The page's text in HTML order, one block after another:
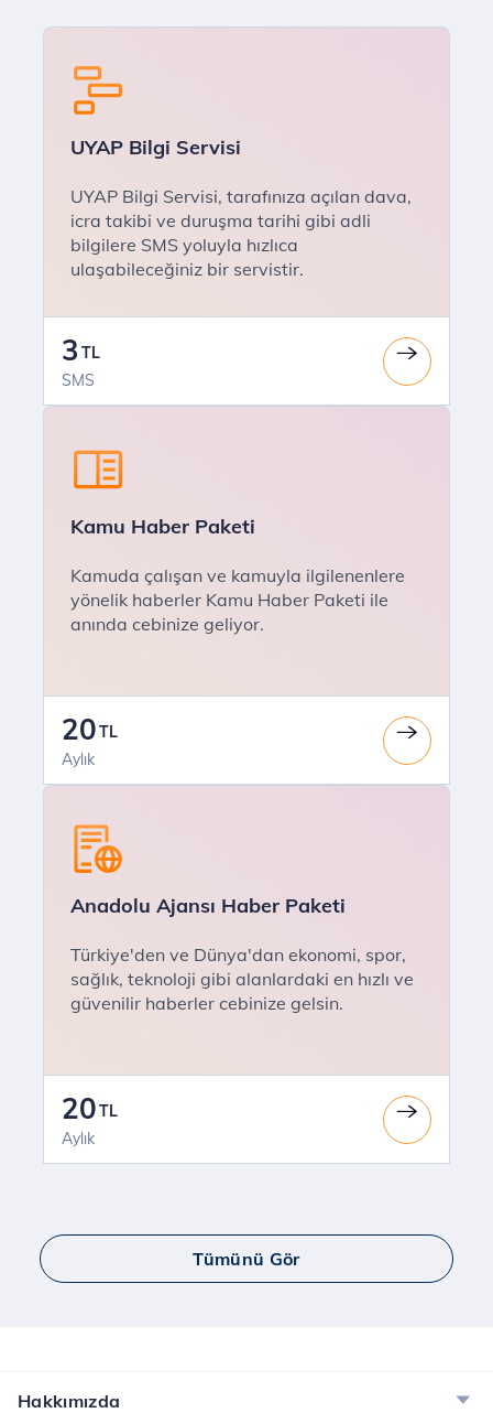
UYAP Bilgi Servisi
UYAP Bilgi Servisi, tarafınıza açılan dava,
icra takibi ve duruşma tarihi gibi adli
bilgilere SMS yoluyla hızlıca
ulaşabileceğiniz bir servistir.
3 TL
SMS
Kamu Haber Paketi
Kamuda çalışan ve kamuyla ilgilenenlere
yönelik haberler Kamu Haber Paketi ile
anında cebinize geliyor.
20TL
Aylık
Anadolu Ajansı Haber Paketi
Türkiye'den ve Dünya'dan ekonomi, spor,
sağlık, teknoloji gibi alanlardaki en hızlı ve
güvenilir haberler cebinize gelsin.
20TL
Aylık
Tümünü Gör
Hakkımızda